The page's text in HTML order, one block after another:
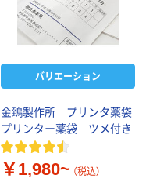
バリエーション
金鵄製作所 プリンタ薬袋
プリンター薬袋 ツメ付き
￥1,980~ （税込）